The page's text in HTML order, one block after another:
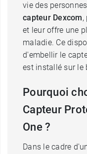
vie des
capteur Dexcom,
et leur offre une
maladie. Ce
d'embellir le
est installé sur le
Pourquoi
Capteur
One ?
Dans le cadre